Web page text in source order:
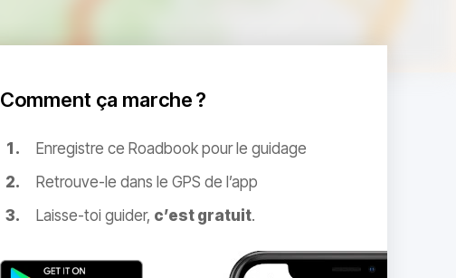
Comment ça marche ?
Enregistre ce Roadbook pour le guidage
Retrouve-le dans le GPS de l’app
Laisse-toi guider, c’est gratuit.